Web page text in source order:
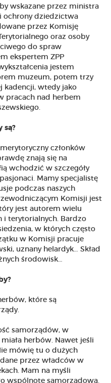
wskazane przez ministra
ochrony dziedzictwa
przez Komisję
oraz osoby
do spraw
ekspertem ZPP
jestem
muzeum, potem trzy
kadencji, wtedy jako
pracach nad herbem
są?
członków
znają się na
wchodzić w szczegóły
Mamy specjalistę
podczas naszych
Komisji jest
jest autorem wielu
i terytorialnych. Bardzo
w których często
w Komisji pracuje
uznany helardyk… Skład
środowisk…
które są
samorządów, w
herbów. Nawet jeśli
mówię tu o dużych
przez władców w
Mam na myśli
wspólnotę samorządową.